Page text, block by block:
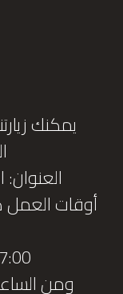
يمكنك
أوقات العمل
7:00 ص حتى 12:00 ظهراً
ومن الساعة: 2:00 م حتى